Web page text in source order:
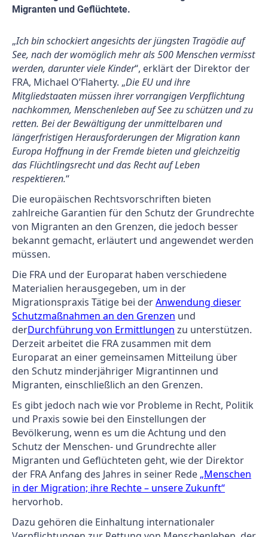
Migranten und Geflüchtete.
„Ich bin schockiert angesichts der jüngsten Tragödie auf
See, nach der womöglich mehr als 500 Menschen vermisst
werden, darunter viele Kinder“, erklärt der Direktor der
FRA, Michael O’Flaherty. „Die EU und ihre
Mitgliedstaaten müssen ihrer vorrangigen Verpflichtung
nachkommen, Menschenleben auf See zu schützen und zu
retten. Bei der Bewältigung der unmittelbaren und
längerfristigen Herausforderungen der Migration kann
Europa Hoffnung in der Fremde bieten und gleichzeitig
das Flüchtlingsrecht und das Recht auf Leben
respektieren.“
Die europäischen Rechtsvorschriften bieten
zahlreiche Garantien für den Schutz der Grundrechte
von Migranten an den Grenzen, die jedoch besser
bekannt gemacht, erläutert und angewendet werden
müssen.
Die FRA und der Europarat haben verschiedene
Materialien herausgegeben, um in der
Migrationspraxis Tätige bei derAnwendung dieser
Schutzmaßnahmen an den Grenzen und
derDurchführung von Ermittlungen zu unterstützen.
Derzeit arbeitet die FRA zusammen mit dem
Europarat an einer gemeinsamen Mitteilung über
den Schutz minderjähriger Migrantinnen und
Migranten, einschließlich an den Grenzen.
Es gibt jedoch nach wie vor Probleme in Recht, Politik
und Praxis sowie bei den Einstellungen der
Bevölkerung, wenn es um die Achtung und den
Schutz der Menschen- und Grundrechte aller
Migranten und Geflüchteten geht, wie der Direktor
der FRA Anfang des Jahres in seiner Rede „Menschen
in der Migration; ihre Rechte – unsere Zukunft“
hervorhob.
Dazu gehören die Einhaltung internationaler